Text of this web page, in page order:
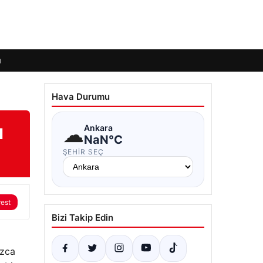
Hava Durumu
☁Ankara
NaN°C
ŞEHIR SEÇ
Bizi Takip Edin